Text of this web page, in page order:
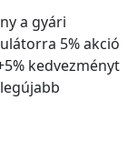
a gyári
5% akció
kedvezményt